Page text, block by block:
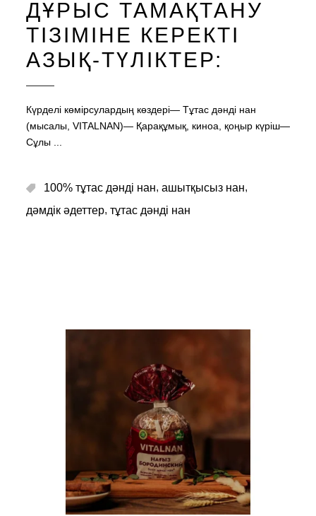
ДҰРЫС ТАМАҚТАНУ
ТІЗІМІНЕ КЕРЕКТІ
АЗЫҚ-ТҮЛІКТЕР:
Күрделі көмірсулардың көздері— Тұтас дәнді нан
(мысалы, VITALNAN)— Қарақұмық, киноа, қоңыр күріш—
Сұлы
100% тұтас дәнді нан, ашытқысыз нан,
дәмдік әдеттер, тұтас дәнді нан